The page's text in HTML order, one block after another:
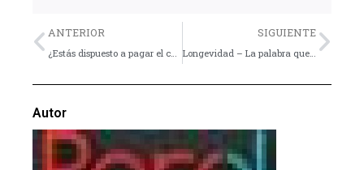
Previo
ANTERIOR
¿Estás dispuesto a pagar el costo? – Devocional
SIGUIENTE
Longevidad – La palabra que todo líder juvenil debe conocer
Autor